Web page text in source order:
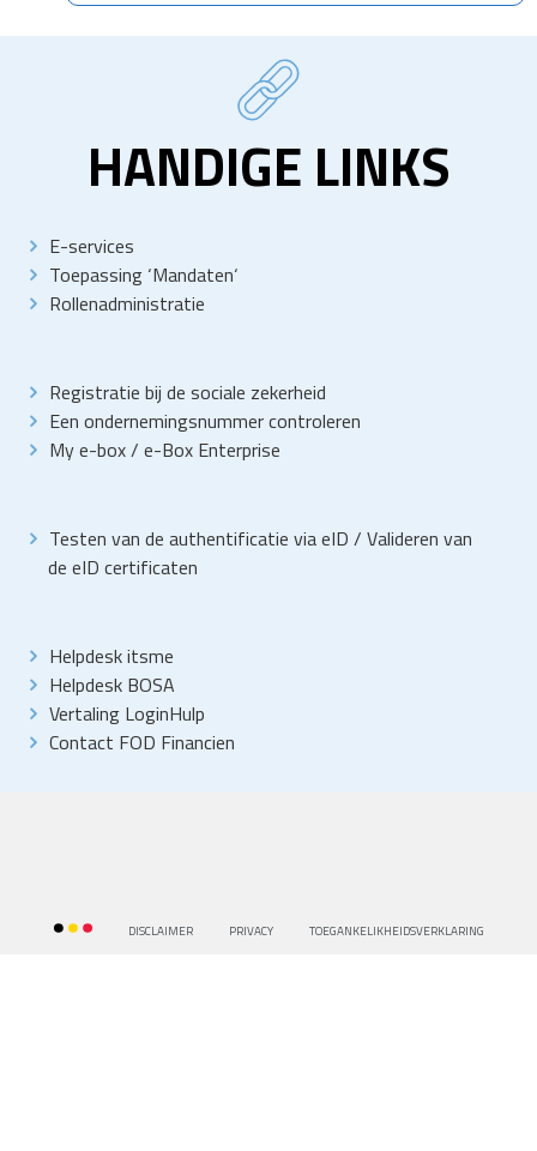
HANDIGE LINKS
E-services
Toepassing ‘Mandaten‘
Rollenadministratie
Registratie bij de sociale zekerheid
Een ondernemingsnummer controleren
My e-box/ e-Box Enterprise
Testen van de authentificatie via eID / Valideren van
de eID certificaten
Helpdesk itsme
Helpdesk BOSA
Vertaling LoginHulp
Contact FOD Financien
DISCLAIMER PRIVACY TOEGANKELIKHEIDSVERKLARING